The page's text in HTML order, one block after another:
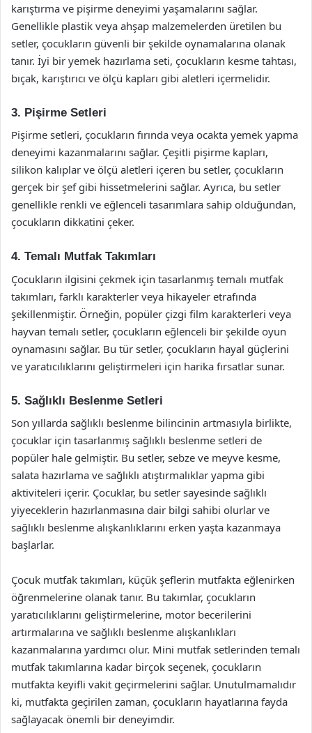
karıştırma ve pişirme deneyimi yaşamalarını sağlar.
Genellikle plastik veya ahşap malzemelerden üretilen bu
setler, çocukların güvenli bir şekilde oynamalarına olanak
tanır. İyi bir yemek hazırlama seti, çocukların kesme tahtası,
bıçak, karıştırıcı ve ölçü kapları gibi aletleri içermelidir.
3. Pişirme Setleri
Pişirme setleri, çocukların fırında veya ocakta yemek yapma
deneyimi kazanmalarını sağlar. Çeşitli pişirme kapları,
silikon kalıplar ve ölçü aletleri içeren bu setler, çocukların
gerçek bir şef gibi hissetmelerini sağlar. Ayrıca, bu setler
genellikle renkli ve eğlenceli tasarımlara sahip olduğundan,
çocukların dikkatini çeker.
4. Temalı Mutfak Takımları
Çocukların ilgisini çekmek için tasarlanmış temalı mutfak
takımları, farklı karakterler veya hikayeler etrafında
şekillenmiştir. Örneğin, popüler çizgi film karakterleri veya
hayvan temalı setler, çocukların eğlenceli bir şekilde oyun
oynamasını sağlar. Bu tür setler, çocukların hayal güçlerini
ve yaratıcılıklarını geliştirmeleri için harika fırsatlar sunar.
5. Sağlıklı Beslenme Setleri
Son yıllarda sağlıklı beslenme bilincinin artmasıyla birlikte,
çocuklar için tasarlanmış sağlıklı beslenme setleri de
popüler hale gelmiştir. Bu setler, sebze ve meyve kesme,
salata hazırlama ve sağlıklı atıştırmalıklar yapma gibi
aktiviteleri içerir. Çocuklar, bu setler sayesinde sağlıklı
yiyeceklerin hazırlanmasına dair bilgi sahibi olurlar ve
sağlıklı beslenme alışkanlıklarını erken yaşta kazanmaya
başlarlar.
Çocuk mutfak takımları, küçük şeflerin mutfakta eğlenirken
öğrenmelerine olanak tanır. Bu takımlar, çocukların
yaratıcılıklarını geliştirmelerine, motor becerilerini
artırmalarına ve sağlıklı beslenme alışkanlıkları
kazanmalarına yardımcı olur. Mini mutfak setlerinden temalı
mutfak takımlarına kadar birçok seçenek, çocukların
mutfakta keyifli vakit geçirmelerini sağlar. Unutulmamalıdır
ki, mutfakta geçirilen zaman, çocukların hayatlarına fayda
sağlayacak önemli bir deneyimdir.